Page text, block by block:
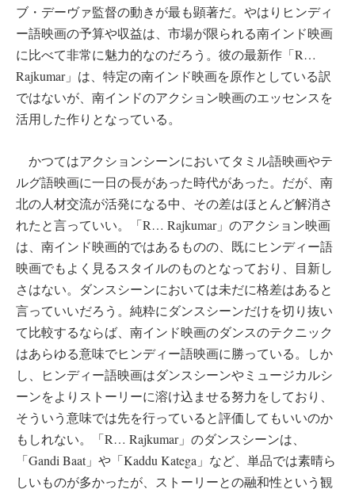
ブ・デーヴァ監督の動きが最も顕著だ。やはりヒンディ
ー語映画の予算や収益は、市場が限られる南インド映画
に比べて非常に魅力的なのだろう。彼の最新作「R…
Rajkumar」は、特定の南インド映画を原作としている訳
ではないが、南インドのアクション映画のエッセンスを
活用した作りとなっている。
かつてはアクションシーンにおいてタミル語映画やテ
ルグ語映画に一日の長があった時代があった。だが、南
北の人材交流が活発になる中、その差はほとんど解消さ
れたと言っていい。「R… Rajkumar」のアクション映画
は、南インド映画的ではあるものの、既にヒンディー語
映画でもよく見るスタイルのものとなっており、目新し
さはない。ダンスシーンにおいては未だに格差はあると
言っていいだろう。純粋にダンスシーンだけを切り抜い
て比較するならば、南インド映画のダンスのテクニック
はあらゆる意味でヒンディー語映画に勝っている。しか
し、ヒンディー語映画はダンスシーンやミュージカルシ
ーンをよりストーリーに溶け込ませる努力をしており、
そういう意味では先を行っていると評価してもいいのか
もしれない。「R… Rajkumar」のダンスシーンは、
「Gandi Baat」や「Kaddu Katega」など、単品では素晴ら
しいものが多かったが、ストーリーとの融和性という観